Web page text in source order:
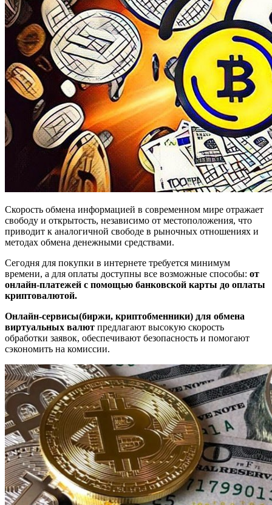
Скорость обмена информацией в современном мире отражает
свободу и открытость, независимо от местоположения, что
приводит к аналогичной свободе в рыночных отношениях и
методах обмена денежными средствами.
Сегодня для покупки в интернете требуется минимум
времени, а для оплаты доступны все возможные способы: от
онлайн-платежей с помощью банковской карты до оплаты
криптовалютой.
Онлайн-сервисы(биржи, криптобменники) для обмена
виртуальных валют предлагают высокую скорость
обработки заявок, обеспечивают безопасность и помогают
сэкономить на комиссии.